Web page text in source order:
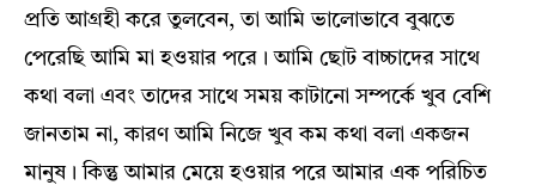
প্রতি আগ্রহী করে তুলবেন, তা আমি ভালোভাবে বুঝতে
পেরেছি আমি মা হওয়ার পরে। আমি ছোট বাচ্চাদের সাথে
কথা বলা এবং তাদের সাথে সময় কাটানো সম্পর্কে খুব বেশি
জানতাম না, কারণ আমি নিজে খুব কম কথা বলা একজন
মানুষ। কিন্তু আমার মেয়ে হওয়ার পরে আমার এক পরিচিত